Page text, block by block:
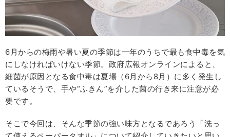
6月からの梅雨や暑い夏の季節は一年のうちで最も食中毒を気
にしなければいけない季節。政府広報オンラインによると、
細菌が原因となる⾷中毒は夏場（6⽉から8⽉）に多く発⽣し
ているそうで、⼿や“ふきん”を介した菌の⾏き来に注意が必
要です。
そこで今回は、そんな季節の強い味方となるであろう「洗っ